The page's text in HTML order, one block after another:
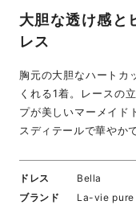
大胆な透け感と
レス
胸元の大胆なハートカ
くれる1着。レースの
プが美しいマーメイド
スディテールで華やか
ドレス
Bella
ブランド
La-vie pure